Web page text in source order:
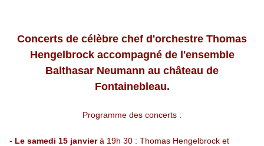
Concerts de célèbre chef d'orchestre Thomas
Hengelbrock accompagné de l'ensemble
Balthasar Neumann au château de
Fontainebleau.
Programme des concerts :
- Le samedi 15 janvierà 19h 30 : Thomas Hengelbrock et